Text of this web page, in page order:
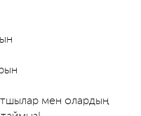
мен олардың